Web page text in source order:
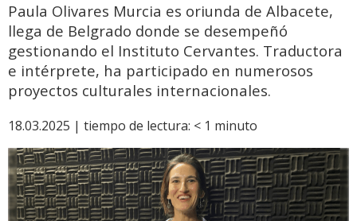
Paula Olivares Murcia es oriunda de Albacete,
llega de Belgrado donde se desempeñó
gestionando el Instituto Cervantes. Traductora
e intérprete, ha participado en numerosos
proyectos culturales internacionales.
18.03.2025 | tiempo de lectura: < 1 minuto